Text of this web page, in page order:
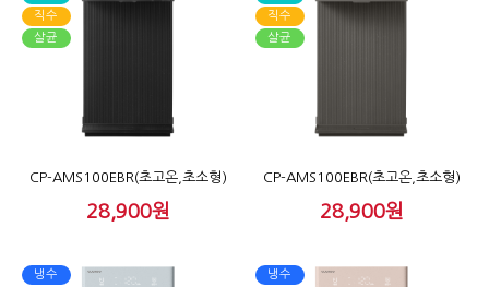
CP-AMS100EBR(초고온,초소형)
28,900원
직수
살균
CP-AMS100EBR(초고온,초소형)
28,900원
직수
살균
냉수
냉수